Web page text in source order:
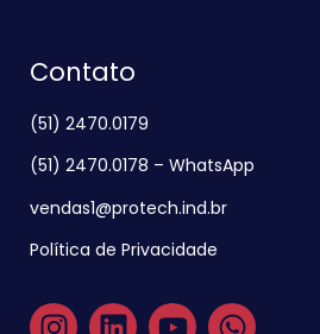
Contato
(51) 2470.0179
(51) 2470.0178 – WhatsApp
vendas1@protech.ind.br
Política de Privacidade